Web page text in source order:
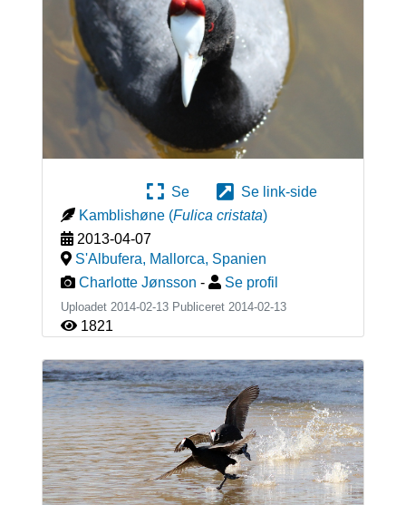
Se
Se link-side
Kamblishøne (Fulica cristata)
2013-04-07
S'Albufera, Mallorca, Spanien
Charlotte Jønsson - Se profil
Uploadet 2014-02-13 Publiceret 2014-02-13
1821